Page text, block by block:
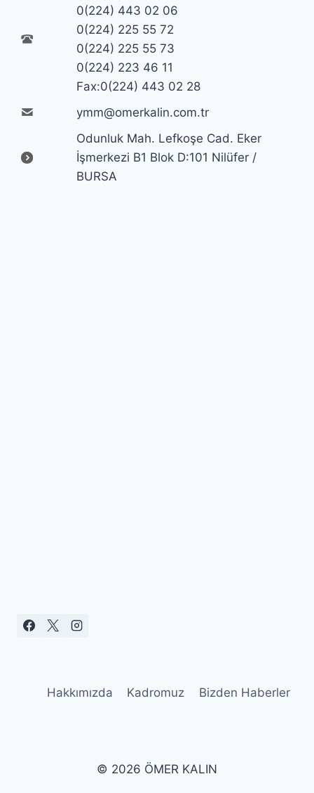
0(224) 443 02 06
0(224) 225 55 72
0(224) 225 55 73
0(224) 223 46 11
Fax:0(224) 443 02 28
ymm@omerkalin.com.tr
Odunluk Mah. Lefkoşe Cad. Eker
İşmerkezi B1 Blok D:101 Nilüfer /
BURSA
Hakkımızda Kadromuz Bizden Haberler
© 2026 ÖMER KALIN